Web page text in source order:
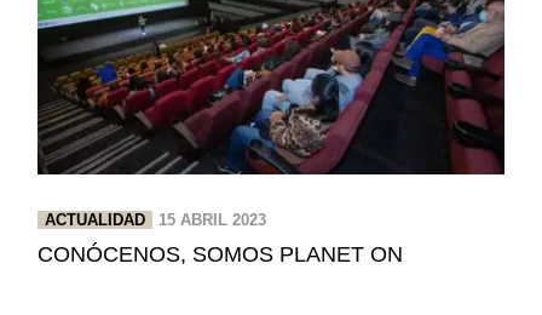
ACTUALIDAD 15 ABRIL 2023
CONÓCENOS, SOMOS PLANET ON